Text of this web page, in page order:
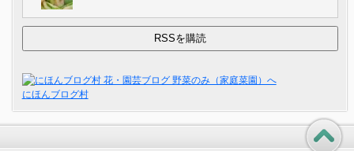
にほんブログ村